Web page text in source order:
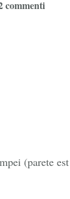
commentisu
(parete